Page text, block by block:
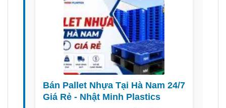
Bán Pallet Nhựa Tại Hà Nam 24/7
Giá Rẻ - Nhật Minh Plastics